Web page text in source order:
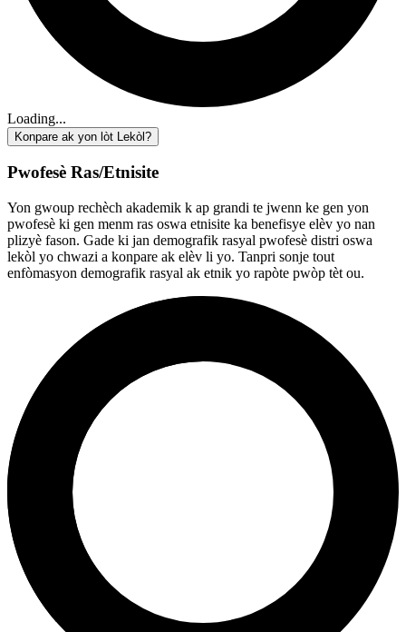
Loading...
Konpare ak yon lòt Lekòl?
Pwofesè Ras/Etnisite
Yon gwoup rechèch akademik k ap grandi te jwenn ke gen yon
pwofesè ki gen menm ras oswa etnisite ka benefisye elèv yo nan
plizyè fason. Gade ki jan demografik rasyal pwofesè distri oswa
lekòl yo chwazi a konpare ak elèv li yo. Tanpri sonje tout
enfòmasyon demografik rasyal ak etnik yo rapòte pwòp tèt ou.